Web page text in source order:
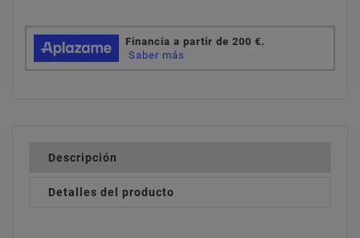
Descripción
Detalles del producto